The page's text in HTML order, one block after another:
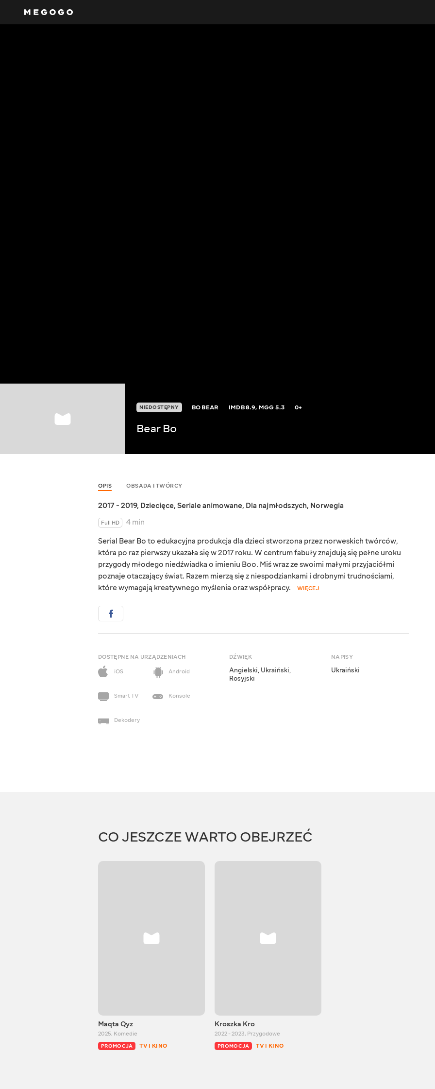
NIEDOSTĘPNY BO BEAR IMDB8.9, MGG5.3 0+
Bear Bo
OPIS OBSADA I TWÓRCY
2017 - 2019, Dziecięce, Seriale animowane, Dla najmłodszych, Norwegia
Full HD
4 min
Serial Bear Bo to edukacyjna produkcja dla dzieci stworzona przez norweskich twórców,
która po raz pierwszy ukazała się w 2017 roku. W centrum fabuły znajdują się pełne uroku
przygody młodego niedźwiadka o imieniu Boo. Miś wraz ze swoimi małymi przyjaciółmi
poznaje otaczający świat. Razem mierzą się z niespodziankami i drobnymi trudnościami,
które wymagają kreatywnego myślenia oraz współpracy.
WIĘCEJ
DOSTĘPNE NA URZĄDZENIACH
iOS
Android
Smart TV Konsole
Dekodery
DŹWIĘK
Angielski, Ukraiński,
Rosyjski
NAPISY
Ukraiński
CO JESZCZE WARTO OBEJRZEĆ
Maqta Qyz
2025, Komedie
PROMOCJA TV I KINO
Kroszka Kro
2022 - 2023, Przygodowe
PROMOCJA TV I KINO